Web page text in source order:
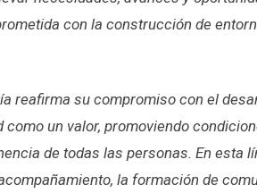
con la construcción de
reafirma su compromiso con el
un valor, promoviendo
de todas las personas. En esta
la formación de